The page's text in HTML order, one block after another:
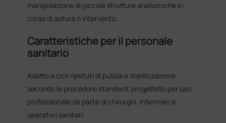
manipolazione di piccole strutture anatomiche in
corso di sutura o intervento.
Caratteristiche per il personale
sanitario
Adatto a cicli ripetuti di pulizia e sterilizzazione
secondo le procedure standard; progettato per uso
professionale da parte di chirurghi, infermieri e
operatori sanitari.